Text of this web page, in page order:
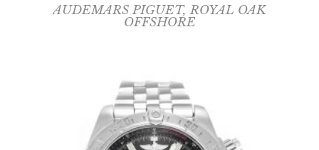
AUDEMARS PIGUET, ROYAL OAK
OFFSHORE